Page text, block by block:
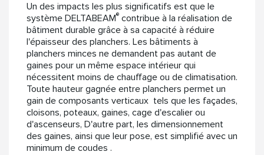
Un des impacts les plus significatifs est que le
système DELTABEAM® contribue à la réalisation de
bâtiment durable grâce à sa capacité à réduire
l'épaisseur des planchers. Les bâtiments à
planchers minces ne demandent pas autant de
gaines pour un même espace intérieur qui
nécessitent moins de chauffage ou de climatisation.
Toute hauteur gagnée entre planchers permet un
gain de composants verticaux tels que les façades,
cloisons, poteaux, gaines, cage d'escalier ou
d'ascenseurs, D'autre part, les dimensionnement
des gaines, ainsi que leur pose, est simplifié avec un
minimum de coudes .